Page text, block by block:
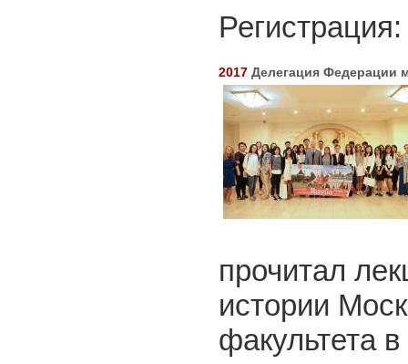
2017 Делегация Федерации
прочитал
истории
факультета